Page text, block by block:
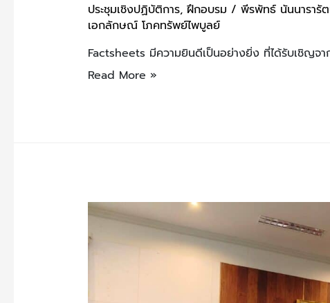
ประชุมเชิงปฏิบัติการ, ฝึกอบรม / พีรพัทธ์ นันนารารั
เอกลักษณ์ โภคทรัพย์ไพบูลย์
Factsheets มีความยินดีเป็นอย่างยิ่ง ที่ได้รับเชิญจา
Read More »